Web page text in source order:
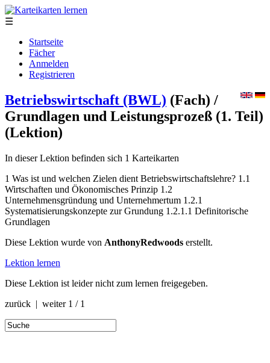
☰
Startseite
Fächer
Anmelden
Registrieren
Betriebswirtschaft (BWL) (Fach) /
Grundlagen und Leistungsprozeß (1. Teil)
(Lektion)
In dieser Lektion befinden sich 1 Karteikarten
1 Was ist und welchen Zielen dient Betriebswirtschaftslehre? 1.1
Wirtschaften und Ökonomisches Prinzip 1.2
Unternehmensgründung und Unternehmertum 1.2.1
Systematisierungskonzepte zur Grundung 1.2.1.1 Definitorische
Grundlagen
Diese Lektion wurde von AnthonyRedwoods erstellt.
Lektion lernen
Diese Lektion ist leider nicht zum lernen freigegeben.
zurück | weiter 1 / 1